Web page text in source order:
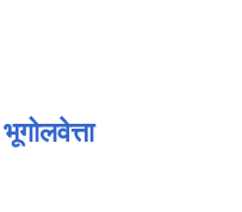
भूगोलवेत्ता